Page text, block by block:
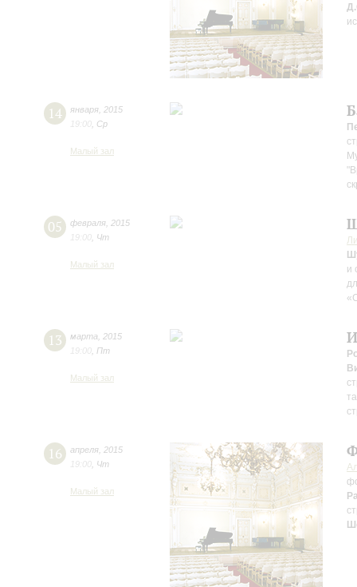
14 января 2015
19:00 Ср
Малый зал
05 февраля 2015
19:00 Чт
Малый зал
и
13 марта
2015
19:00 Пт
Малый зал
16 апреля 2015
19:00 Чт
Малый зал